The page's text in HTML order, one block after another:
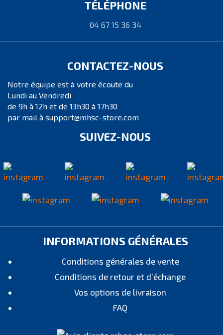
TÉLÉPHONE
04 67 15 36 34
CONTACTEZ-NOUS
Notre équipe est à votre écoute du
Lundi au Vendredi
de 9h à 12h et de 13h30 à 17h30
par mail à support@mhsc-store.com
SUIVEZ-NOUS
INFORMATIONS GÉNÉRALES
Conditions générales de vente
Conditions de retour et d’échange
Vos options de livraison
FAQ